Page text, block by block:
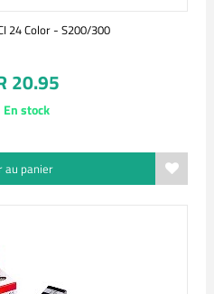
24 Color - S200/300
20.95
En stock
au panier